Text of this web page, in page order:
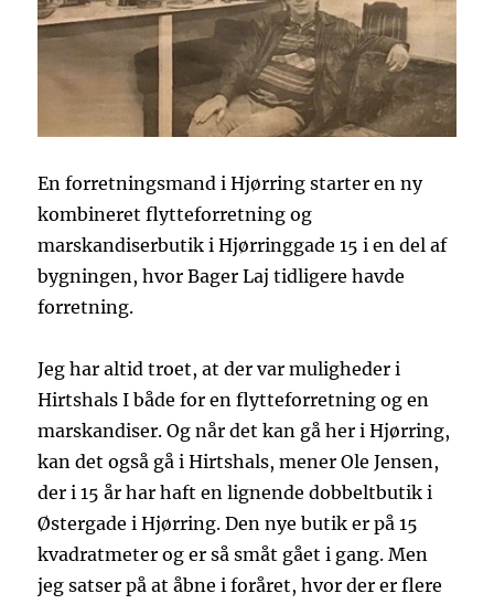
En forretningsmand i Hjørring starter en ny
kombineret flytteforretning og
marskandiserbutik i Hjørringgade 15 i en del af
bygningen, hvor Bager Laj tidligere havde
forretning.
Jeg har altid troet, at der var muligheder i
Hirtshals I både for en flytteforretning og en
marskandiser. Og når det kan gå her i Hjørring,
kan det også gå i Hirtshals, mener Ole Jensen,
der i 15 år har haft en lignende dobbeltbutik i
Østergade i Hjørring. Den nye butik er på 15
kvadratmeter og er så småt gået i gang. Men
jeg satser på at åbne i foråret, hvor der er flere